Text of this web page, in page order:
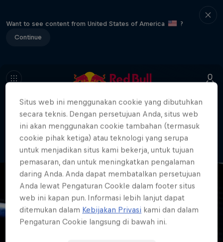
Want to see content from United States of America
?
Continue
404
Well, this is embarrassing. Where did
the page go?!
Situs web ini menggunakan cookie yang dibutuhkan
secara teknis. Dengan persetujuan Anda, situs web
ini akan menggunakan cookie tambahan (termasuk
cookie pihak ketiga) atau teknologi yang serupa
untuk menjadikan situs kami bekerja, untuk tujuan
pemasaran, dan untuk meningkatkan pengalaman
daring Anda. Anda dapat membatalkan persetujuan
Anda lewat Pengaturan CookIe dalam footer situs
web ini kapan pun. Informasi lebih lanjut dapat
ditemukan dalam Kebijakan Privasi kami dan dalam
Pengaturan Cookie langsung di bawah ini.